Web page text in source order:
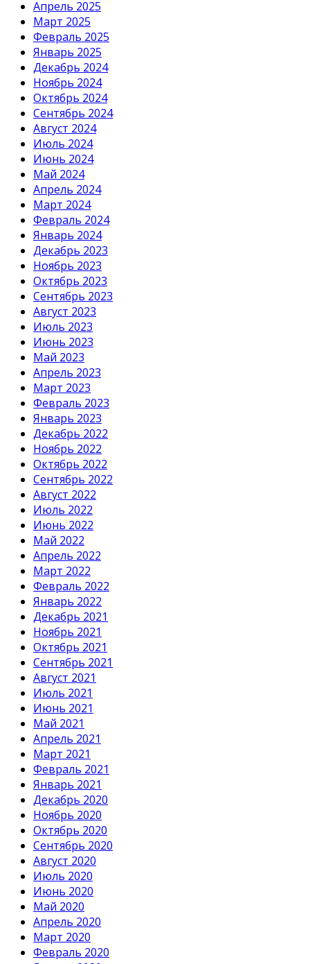
Апрель 2025
Март 2025
Февраль 2025
Январь 2025
Декабрь 2024
Ноябрь 2024
Октябрь 2024
Сентябрь 2024
Август 2024
Июль 2024
Июнь 2024
Май 2024
Апрель 2024
Март 2024
Февраль 2024
Январь 2024
Декабрь 2023
Ноябрь 2023
Октябрь 2023
Сентябрь 2023
Август 2023
Июль 2023
Июнь 2023
Май 2023
Апрель 2023
Март 2023
Февраль 2023
Январь 2023
Декабрь 2022
Ноябрь 2022
Октябрь 2022
Сентябрь 2022
Август 2022
Июль 2022
Июнь 2022
Май 2022
Апрель 2022
Март 2022
Февраль 2022
Январь 2022
Декабрь 2021
Ноябрь 2021
Октябрь 2021
Сентябрь 2021
Август 2021
Июль 2021
Июнь 2021
Май 2021
Апрель 2021
Март 2021
Февраль 2021
Январь 2021
Декабрь 2020
Ноябрь 2020
Октябрь 2020
Сентябрь 2020
Август 2020
Июль 2020
Июнь 2020
Май 2020
Апрель 2020
Март 2020
Февраль 2020